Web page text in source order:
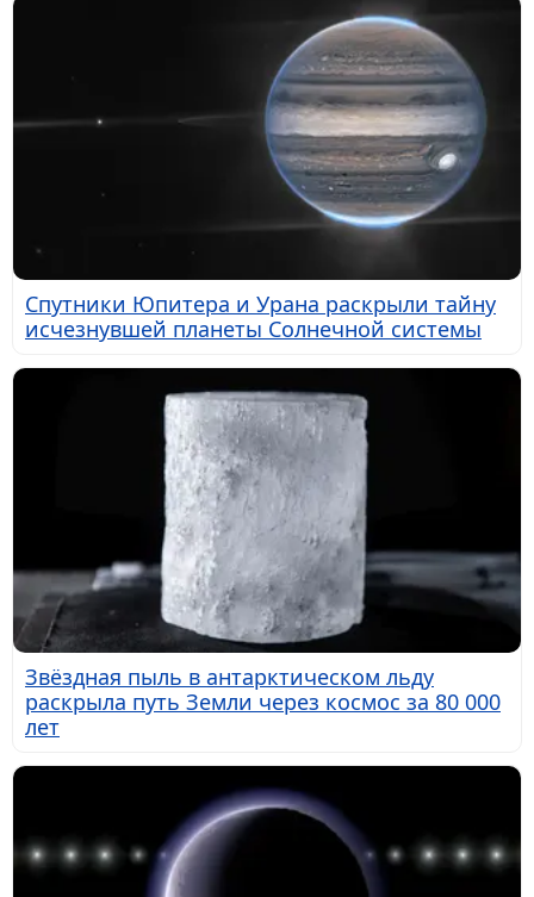
Спутники Юпитера и Урана раскрыли тайну
исчезнувшей планеты Солнечной системы
Звёздная пыль в антарктическом льду
раскрыла путь Земли через космос за 80 000
лет